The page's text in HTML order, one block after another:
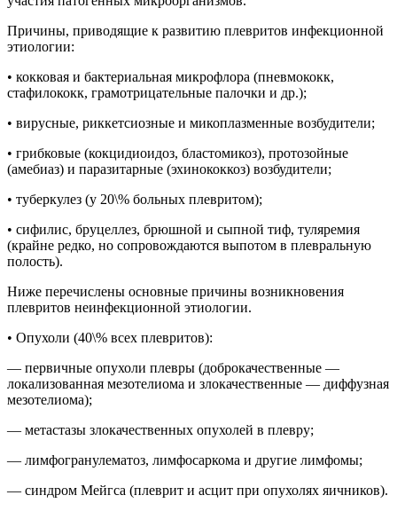
Причины, приводящие к развитию плевритов инфекционной
этиологии:
• кокковая и бактериальная микрофлора (пневмококк,
стафилококк, грамотрицательные палочки и др.);
• вирусные, риккетсиозные и микоплазменные возбудители;
• грибковые (кокцидиоидоз, бластомикоз), протозойные
(амебиаз) и паразитарные (эхинококкоз) возбудители;
• туберкулез (у 20\% больных плевритом);
• сифилис, бруцеллез, брюшной и сыпной тиф, туляремия
(крайне редко, но сопровождаются выпотом в плевральную
полость).
Ниже перечислены основные причины возникновения
плевритов неинфекционной этиологии.
• Опухоли (40\% всех плевритов):
— первичные опухоли плевры (доброкачественные —
локализованная мезотелиома и злокачественные — диффузная
мезотелиома);
— метастазы злокачественных опухолей в плевру;
— лимфогранулематоз, лимфосаркома и другие лимфомы;
— синдром Мейгса (плеврит и асцит при опухолях яичников).